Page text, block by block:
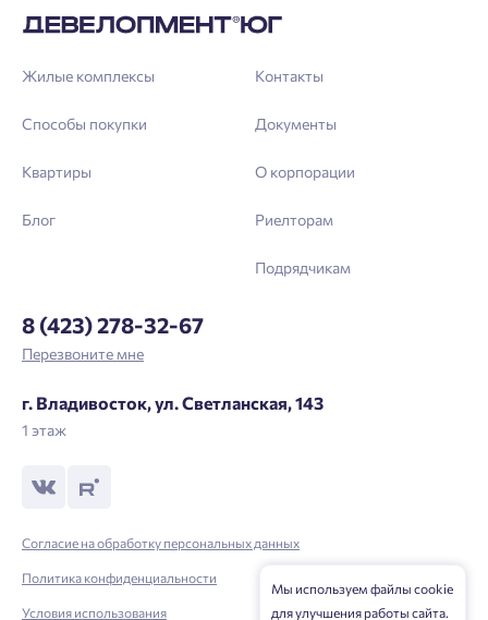
Жилые комплексы
Способы покупки
Квартиры
Блог
Контакты
Документы
О корпорации
Риелторам
Подрядчикам
8 (423) 278-32-67
Перезвоните мне
г. Владивосток, ул. Светланская, 143
1 этаж
Согласие на обработку персональных данных
Политика конфиденциальности
Условия использования
Мы используем файлы cookie
для улучшения работы сайта.